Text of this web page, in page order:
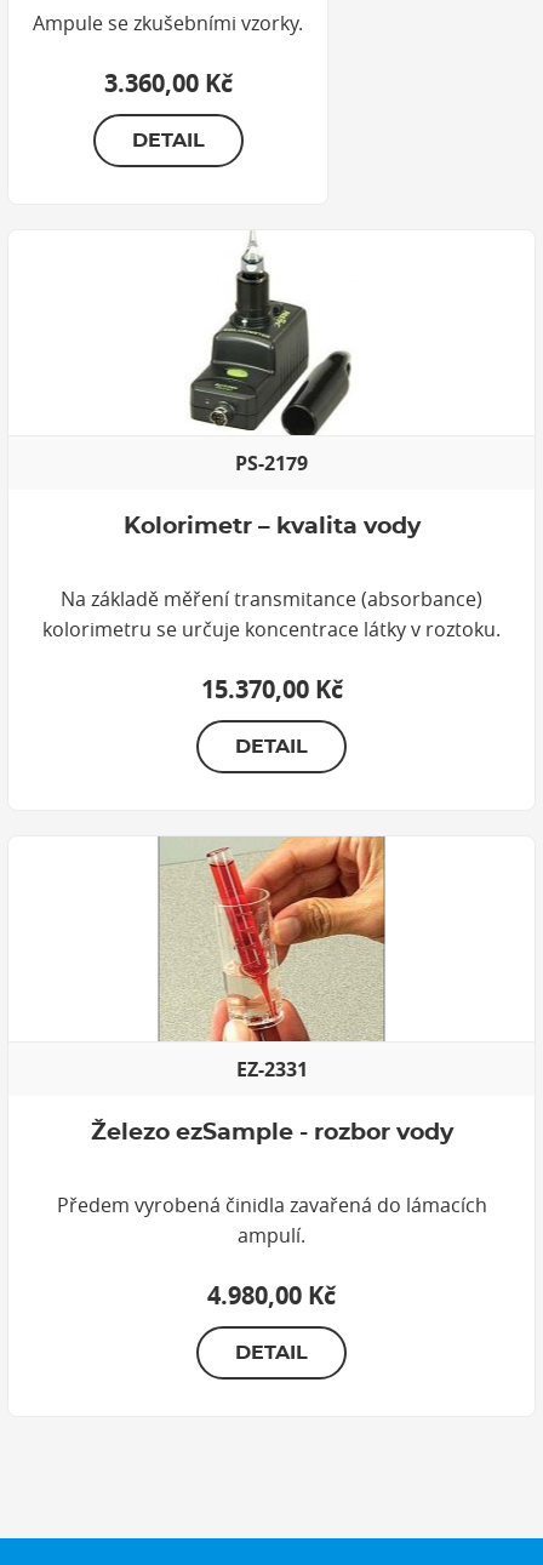
Ampule se zkušebními vzorky.
3.360,00 Kč
DETAIL
PS-2179
Kolorimetr – kvalita vody
Na základě měření transmitance (absorbance)
kolorimetru se určuje koncentrace látky v roztoku.
15.370,00 Kč
DETAIL
EZ-2331
Železo ezSample - rozbor vody
Předem vyrobená činidla zavařená do lámacích
ampulí.
4.980,00 Kč
DETAIL